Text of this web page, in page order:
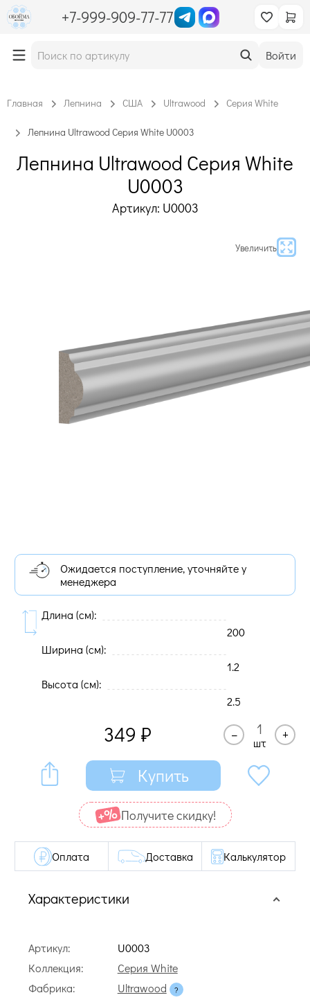
+7-999-909-77-77
Войти
Главная Лепнина США Ultrawood Серия White
Лепнина Ultrawood Серия White U0003
Лепнина Ultrawood Серия White
U0003
Артикул: U0003
Увеличить
Ожидается поступление, уточняйте у
менеджера
Длина (cм):
200
Ширина (cм):
1.2
Высота (cм):
2.5
349 ₽ –
шт
+
Купить
Получите cкидку!
Характеристики
Артикул:
U0003
Коллекция:
Серия White
Фабрика:
Ultrawood
Оплата Доставка Калькулятор